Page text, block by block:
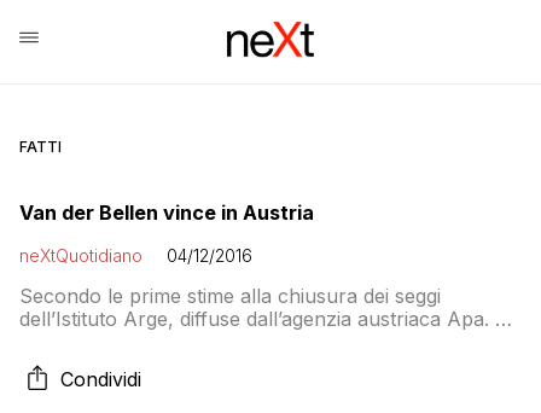
FATTI
Van der Bellen vince in Austria
neXtQuotidiano 04/12/2016
Secondo le prime stime alla chiusura dei seggi
dell’Istituto Arge, diffuse dall’agenzia austriaca Apa. Gli
convinto
Condividi